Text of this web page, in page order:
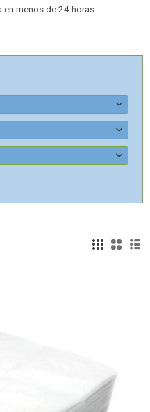
menos de 24 horas.